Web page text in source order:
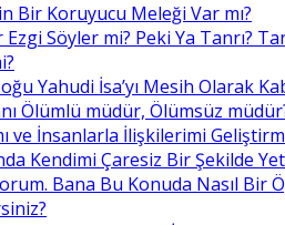
Bir Koruyucu Meleği Var mı?
Söyler mi? Peki Ya Tanrı?
Yahudi İsa’yı Mesih Olarak
Ölümlü müdür, Ölümsüz
ve İnsanlarla İlişkilerimi
Kendimi Çaresiz Bir Şekilde
Bana Bu Konuda Nasıl Bir